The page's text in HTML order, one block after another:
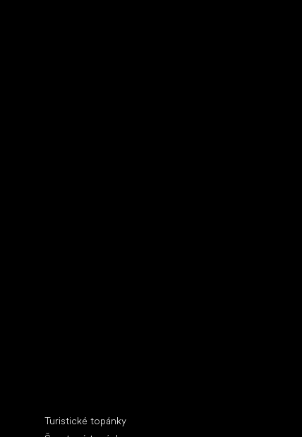
Turistické topánky